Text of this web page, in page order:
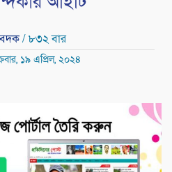
/ ৮৩২ বার
১৯ এপ্রিল, ২০২৪